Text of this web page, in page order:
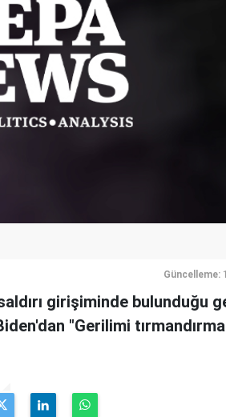
Güncelleme:
girişiminde bulunduğu
"Gerilimi